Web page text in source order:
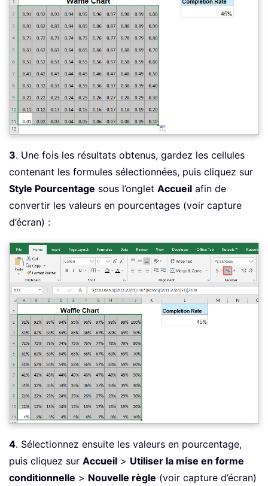
3. Une fois les résultats obtenus, gardez les cellules
contenant les formules sélectionnées, puis cliquez sur
Style Pourcentage sous l’onglet Accueil afin de
convertir les valeurs en pourcentages (voir capture
d’écran) :
4. Sélectionnez ensuite les valeurs en pourcentage,
puis cliquez sur Accueil > Utiliser la mise en forme
conditionnelle > Nouvelle règle (voir capture d’écran)